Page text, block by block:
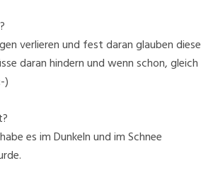
verlieren und fest daran glauben diese
daran hindern und wenn schon, gleich
)
es im Dunkeln und im Schnee